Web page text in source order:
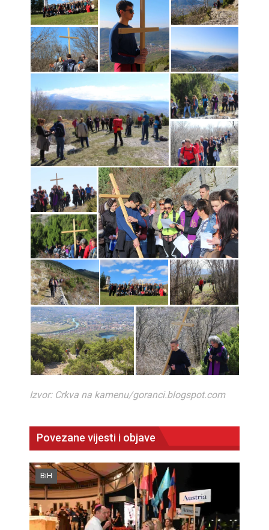
Izvor: Crkva na kamenu/goranci.blogspot.com
Povezane vijesti i objave
BiH